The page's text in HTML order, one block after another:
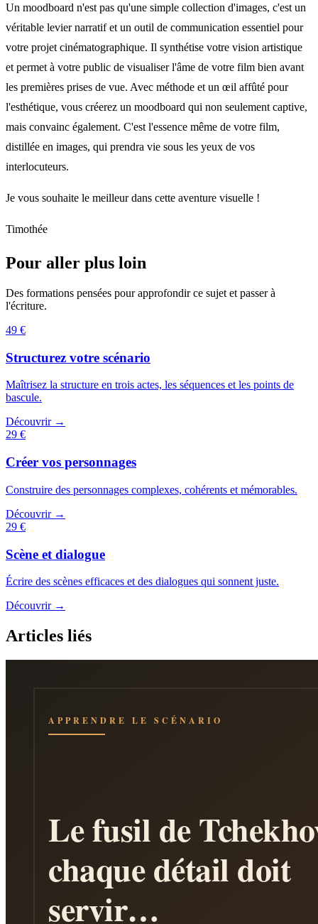
Un moodboard n'est pas qu'une simple collection d'images, c'est un
véritable levier narratif et un outil de communication essentiel pour
votre projet cinématographique. Il synthétise votre vision artistique
et permet à votre public de visualiser l'âme de votre film bien avant
les premières prises de vue. Avec méthode et un œil affûté pour
l'esthétique, vous créerez un moodboard qui non seulement captive,
mais convainc également. C'est l'essence même de votre film,
distillée en images, qui prendra vie sous les yeux de vos
interlocuteurs.
Je vous souhaite le meilleur dans cette aventure visuelle !
Timothée
Pour aller plus loin
Des formations pensées pour approfondir ce sujet et passer à
l'écriture.
49 €
Structurez votre scénario
Maîtrisez la structure en trois actes, les séquences et les points de
bascule.
Découvrir →
29 €
Créer vos personnages
Construire des personnages complexes, cohérents et mémorables.
Découvrir →
29 €
Scène et dialogue
Écrire des scènes efficaces et des dialogues qui sonnent juste.
Découvrir →
Articles liés